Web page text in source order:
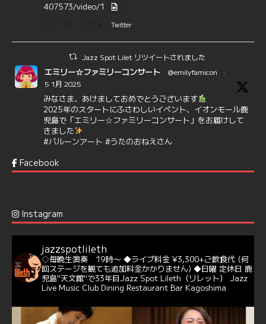
407573/video/1
Twitter
Jazz Spot Lilet リツイートされました
エミリー☆ファミリーコンサート @emilyfamicon
·
5 1月 2025
みなさま、あけましておめでとうございます
2025年のスタートにふさわしいイベント、イオンモール鹿
児島で「エミリー☆ファミリーコンサート」をお届けして
きました
#バルーンアート #うたのおねえさん
6 7
@delightful_gang
バー♪♬
当店での演奏シーンもご覧いただけます❣❣
#天文館ミリオネーション #ジャミラ #クリスマスソング
https://youtu.be/2lhypP4KWc4?si=CEbY-wEg5HDc_iEv
6 Twitter
Facebook
Instagram
jazzspotlileth
◇毎晩生演奏 19時〜 ◆ライブ料金 ¥3,300+ご飲食代 (何
回ステージを観ても追加料金かかりません) ◆日曜 定休日 鹿
児島"天文館"で33年目Jazz Spot Lileth（リレット）
Jazz
Live Music Club Dining Restaurant Bar Kagoshima